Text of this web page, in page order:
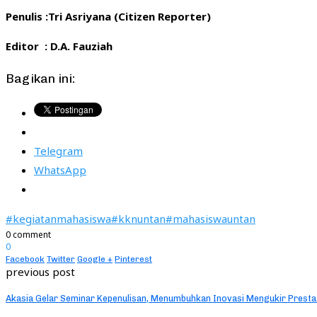
Penulis :Tri Asriyana (Citizen Reporter)
Editor : D.A. Fauziah
Bagikan ini:
Telegram
WhatsApp
#kegiatanmahasiswa#kknuntan#mahasiswauntan
0 comment
0
Facebook Twitter Google + Pinterest
previous post
Akasia Gelar Seminar Kepenulisan, Menumbuhkan Inovasi Mengukir